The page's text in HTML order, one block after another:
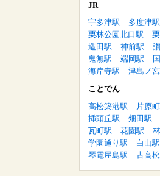
JR
宇多津駅
多度津駅
栗林公園北口駅
造田駅
神前駅
鬼無駅
端岡駅
海岸寺駅
津島ノ
ことでん
高松築港駅
片原
挿頭丘駅
畑田駅
瓦町駅
花園駅
学園通り駅
白山駅
琴電屋島駅
古高